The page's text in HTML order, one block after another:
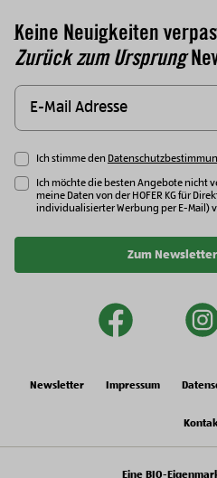
Keine Neuigkeiten
Zurück zum Ursprung
Ich stimme den
Ich möchte die besten Angebote nicht
meine Daten von der HOFER KG für
individualisierter Werbung per E-Mail)
Zum
Newsletter Impressum
Eine BIO-